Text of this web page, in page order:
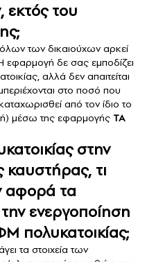
εκτός του
όλων των δικαιούχων αρκεί
εφαρμογή δε σας εμποδίζει
αλλά δεν απαιτείται
στο ποσό που
από τον ίδιο το
μέσω της εφαρμογής ΤΑ
στην
καυστήρας, τι
αφορά τα
ενεργοποίηση
πολυκατοικίας;
τα στοιχεία των